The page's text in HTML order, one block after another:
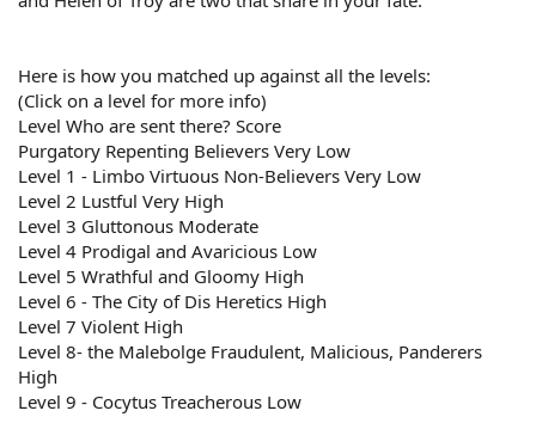
Here is how you matched up against all the levels:
(Click on a level for more info)
Level Who are sent there? Score
Purgatory Repenting Believers Very Low
Level 1 - Limbo Virtuous Non-Believers Very Low
Level 2 Lustful Very High
Level 3 Gluttonous Moderate
Level 4 Prodigal and Avaricious Low
Level 5 Wrathful and Gloomy High
Level 6 - The City of Dis Heretics High
Level 7 Violent High
Level 8- the Malebolge Fraudulent, Malicious, Panderers
High
Level 9 - Cocytus Treacherous Low